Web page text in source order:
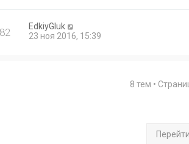
EdkiyGluk
23 ноя 2016, 15:39
8 тем •
Перейти